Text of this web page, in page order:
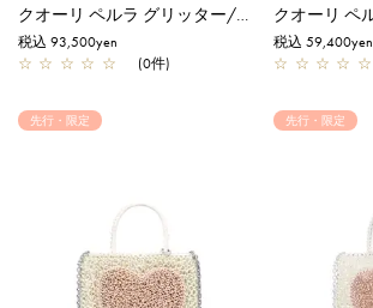
クオーリ ペルラ グリッター/ミディアム/フラミンゴシルバー【一部店舗先行販売商品】
税込 93,500yen
☆ ☆ ☆ ☆ ☆ (0件)
税込 59,400yen
☆ ☆ ☆ ☆ ☆
先行・限定 先行・限定